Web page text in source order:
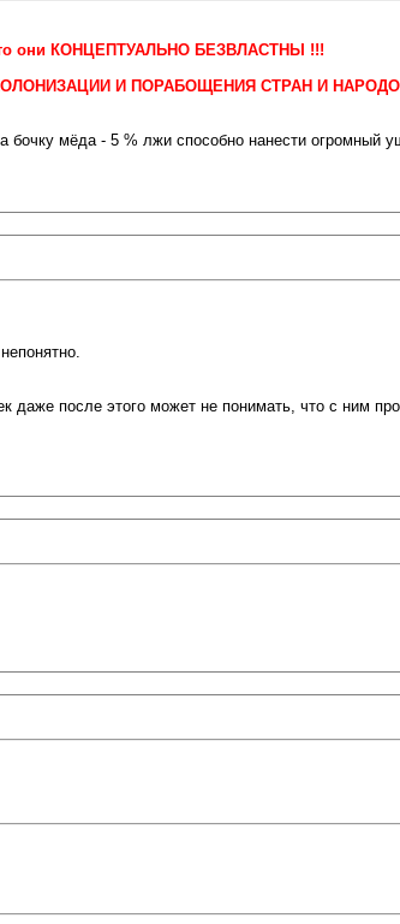
они КОНЦЕПТУАЛЬНО БЕЗВЛАСТНЫ !!!
И ПОРАБОЩЕНИЯ СТРАН И
бочку мёда - 5 % лжи способно нанести
даже после этого может не понимать, что с ним